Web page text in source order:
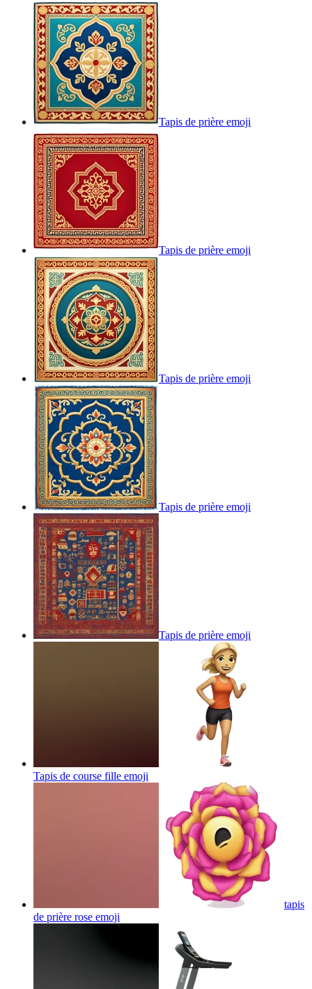
Tapis de prière emoji
Tapis de prière emoji
Tapis de prière emoji
Tapis de prière emoji
Tapis de prière emoji
Tapis de course fille emoji
tapis
de prière rose emoji